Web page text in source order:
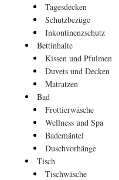
Tagesdecken
Schutzbezüge
Inkontinenzschutz
Bettinhalte
Kissen und Pfulmen
Duvets und Decken
Matratzen
Bad
Frottierwäsche
Wellness und Spa
Bademäntel
Duschvorhänge
Tisch
Tischwäsche